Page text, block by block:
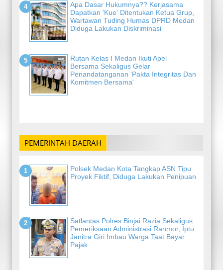
Apa Dasar Hukumnya?? Kerjasama
Dapatkan 'Kue' Ditentukan Ketua Grup,
Wartawan Tuding Humas DPRD Medan
Diduga Lakukan Diskriminasi
Rutan Kelas I Medan Ikuti Apel
Bersama Sekaligus Gelar
Penandatanganan 'Pakta Integritas Dan
Komitmen Bersama'
-
PEMERINTAH DAERAH
Polsek Medan Kota Tangkap ASN Tipu
Proyek Fiktif, Diduga Lakukan Penipuan
Satlantas Polres Binjai Razia Sekaligus
Pemeriksaan Administrasi Ranmor, Iptu
Janitra Giri Imbau Warga Taat Bayar
Pajak